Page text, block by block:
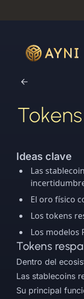
Ideas clave
Las
El oro físico
Los tokens
Los modelos
Tokens
Dentro del
Las stablecoins
Su principal